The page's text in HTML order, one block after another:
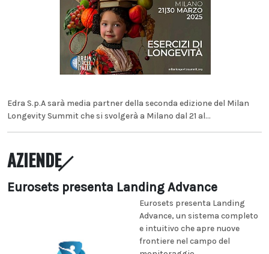
Edra S.p.A sarà media partner della seconda edizione del Milan
Longevity Summit che si svolgerà a Milano dal 21 al...
AZIENDE
Eurosets presenta Landing Advance
Eurosets presenta Landing
Advance, un sistema completo
e intuitivo che apre nuove
frontiere nel campo del